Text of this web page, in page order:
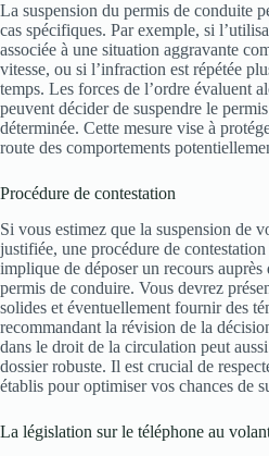
La suspension du permis de conduite
cas spécifiques. Par exemple, si
associée à une situation aggravante
vitesse, ou si l’infraction est répétée
temps. Les forces de l’ordre évaluent
peuvent décider de suspendre le
déterminée. Cette mesure vise à
route des comportements
Procédure de contestation
Si vous estimez que la suspension de
justifiée, une procédure de
implique de déposer un recours
permis de conduire. Vous devrez
solides et éventuellement fournir des
recommandant la révision de la
dans le droit de la circulation peut
dossier robuste. Il est crucial de
établis pour optimiser vos chances de
La législation sur le téléphone au